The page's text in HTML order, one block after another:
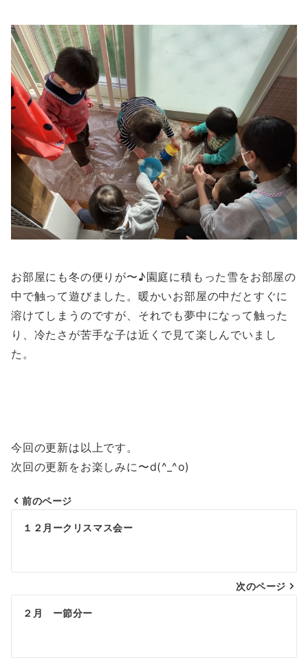
お部屋にも冬の便りが〜♪園庭に積もった雪をお部屋の
中で触って遊びました。暖かいお部屋の中だとすぐに
溶けてしまうのですが、それでも夢中になって触った
り、冷たさが苦手な子は近くで見て楽しんでいまし
た。
今回の更新は以上です。
次回の更新をお楽しみに〜d(^_^o)
ビ
ゲ
シ
前のページ
１２月ークリスマス会ー
次のページ
２月 ー節分ー